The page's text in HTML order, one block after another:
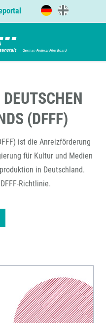
(DFFF)
ist die Anreizförderung
für Kultur und Medien
in Deutschland.
Richtlinie.